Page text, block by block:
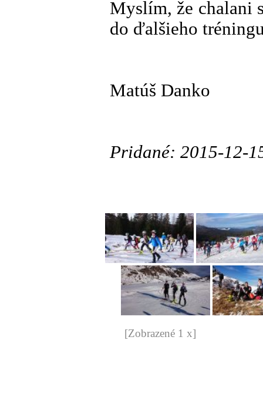
Myslím, že chalani
do ďalšieho
Matúš Danko
Pridané: 2015-12-
[Zobrazené 1 x]